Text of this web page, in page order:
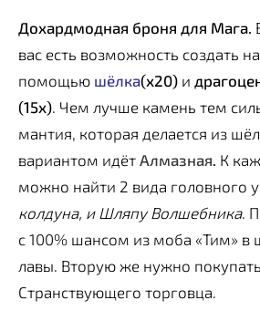
Дохардмодная броня для Мага.
вас есть возможность создать
помощью шёлка(х20) и
(15х) . Чем лучше камень тем
мантия, которая делается из
вариантом идёт Алмазная К
можно найти 2 вида головного
колдуна, и Шляпу Волшебника.
с 100% шансом из моба «Тим» в
лавы. Вторую же нужно
Странствующего торговца.